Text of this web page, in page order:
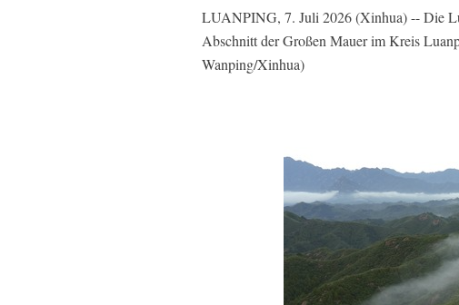
LUANPING, 7. Juli 2026 (Xinhua) -- Die
Abschnitt der Großen Mauer im Kreis
Wanping/Xinhua)